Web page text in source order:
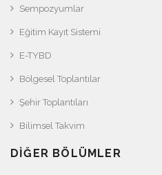
Sempozyumlar
Eğitim Kayıt Sistemi
E-TYBD
Bölgesel Toplantılar
Şehir Toplantıları
Bilimsel Takvim
DIĞER BÖLÜMLER